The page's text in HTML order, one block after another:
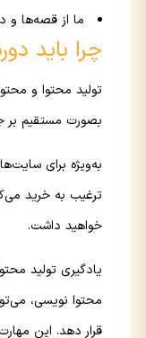
ما از قصه‌ها و
چرا باید
تولید محتوا و
بصورت مستقیم بر
به‌ویژه برای
ترغیب به خرید
خواهید داشت.
یادگیری تولید
محتوا نویسی،
قرار دهد. این